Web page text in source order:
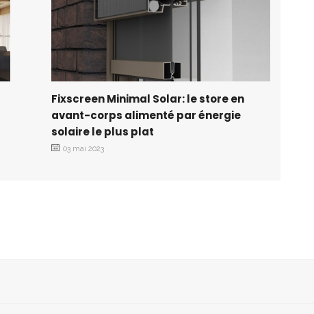
Fixscreen Minimal Solar: le store en
avant-corps alimenté par énergie
solaire le plus plat
03 mai 2023